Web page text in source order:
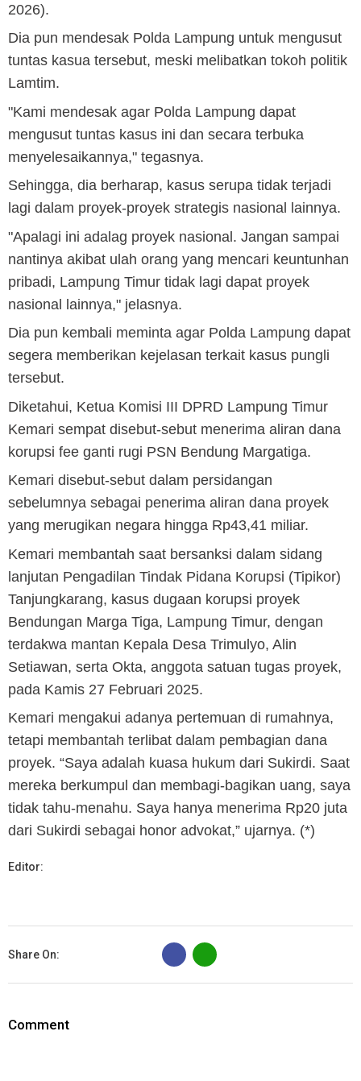
2026).
Dia pun mendesak Polda Lampung untuk mengusut
tuntas kasua tersebut, meski melibatkan tokoh politik
Lamtim.
"Kami mendesak agar Polda Lampung dapat
mengusut tuntas kasus ini dan secara terbuka
menyelesaikannya," tegasnya.
Sehingga, dia berharap, kasus serupa tidak terjadi
lagi dalam proyek-proyek strategis nasional lainnya.
"Apalagi ini adalag proyek nasional. Jangan sampai
nantinya akibat ulah orang yang mencari keuntunhan
pribadi, Lampung Timur tidak lagi dapat proyek
nasional lainnya," jelasnya.
Dia pun kembali meminta agar Polda Lampung dapat
segera memberikan kejelasan terkait kasus pungli
tersebut.
Diketahui, Ketua Komisi III DPRD Lampung Timur
Kemari sempat disebut-sebut menerima aliran dana
korupsi fee ganti rugi PSN Bendung Margatiga.
Kemari disebut-sebut dalam persidangan
sebelumnya sebagai penerima aliran dana proyek
yang merugikan negara hingga Rp43,41 miliar.
Kemari membantah saat bersanksi dalam sidang
lanjutan Pengadilan Tindak Pidana Korupsi (Tipikor)
Tanjungkarang, kasus dugaan korupsi proyek
Bendungan Marga Tiga, Lampung Timur, dengan
terdakwa mantan Kepala Desa Trimulyo, Alin
Setiawan, serta Okta, anggota satuan tugas proyek,
pada Kamis 27 Februari 2025.
Kemari mengakui adanya pertemuan di rumahnya,
tetapi membantah terlibat dalam pembagian dana
proyek. “Saya adalah kuasa hukum dari Sukirdi. Saat
mereka berkumpul dan membagi-bagikan uang, saya
tidak tahu-menahu. Saya hanya menerima Rp20 juta
dari Sukirdi sebagai honor advokat,” ujarnya. (*)
Editor:
Share On:
B
Comment